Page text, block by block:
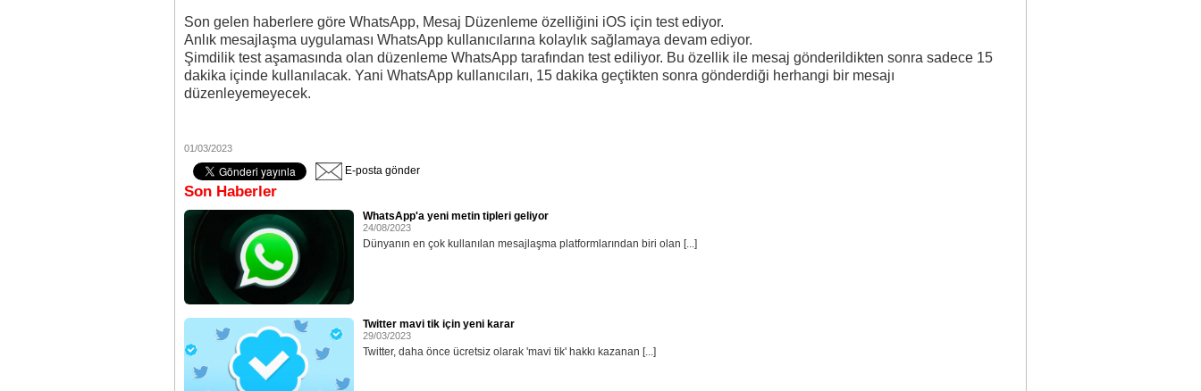
Son gelen haberlere göre WhatsApp, Mesaj Düzenleme özelliğini iOS için test ediyor.
Anlık mesajlaşma uygulaması WhatsApp kullanıcılarına kolaylık sağlamaya devam ediyor.
Şimdilik test aşamasında olan düzenleme WhatsApp tarafından test ediliyor. Bu özellik ile mesaj gönderildikten sonra sadece 15
dakika içinde kullanılacak. Yani WhatsApp kullanıcıları, 15 dakika geçtikten sonra gönderdiği herhangi bir mesajı
düzenleyemeyecek.
01/03/2023
E-posta gönder
Son Haberler
WhatsApp'a yeni metin tipleri geliyor
24/08/2023
Dünyanın en çok kullanılan mesajlaşma platformlarından biri olan [...]
Twitter mavi tik için yeni karar
29/03/2023
Twitter, daha önce ücretsiz olarak 'mavi tik' hakkı kazanan [...]